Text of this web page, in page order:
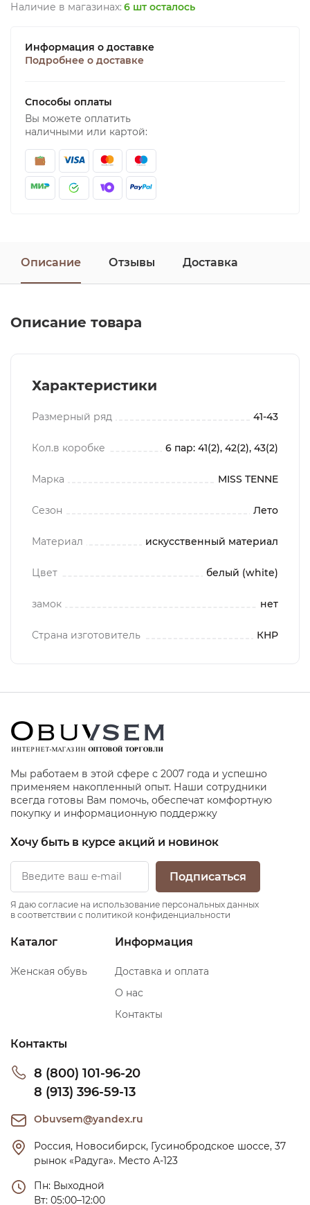
Наличие в магазинах: 6 шт осталось
Информация о доставке
Подробнее о доставке
Способы оплаты
Вы можете оплатить
наличными или картой:
Описание Отзывы Доставка
Описание товара
Характеристики
Размерный ряд 41-43
Кол.в коробке 6 пар: 41(2), 42(2), 43(2)
Марка MISS TENNE
Сезон Лето
Материал искусственный материал
Цвет белый (white)
замок нет
Страна изготовитель КНР
Мы работаем в этой сфере с 2007 года и успешно
применяем накопленный опыт. Наши сотрудники
всегда готовы Вам помочь, обеспечат комфортную
покупку и информационную поддержку
Хочу быть в курсе акций и новинок
Подписаться
Я даю согласие на использование персональных данных
в соответствии с политикой конфиденциальности
Каталог
Женская обувь
Информация
Доставка и оплата
О нас
Контакты
Контакты
8 (800) 101-96-20
8 (913) 396-59-13
Obuvsem@yandex.ru
Россия, Новосибирск, Гусинобродское шоссе, 37
рынок «Радуга». Место А-123
Пн: Выходной
Вт: 05:00–12:00